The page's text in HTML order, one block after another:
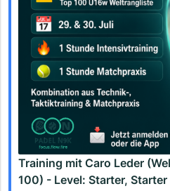
Training mit Caro Leder
100) - Level: Starter, Starter